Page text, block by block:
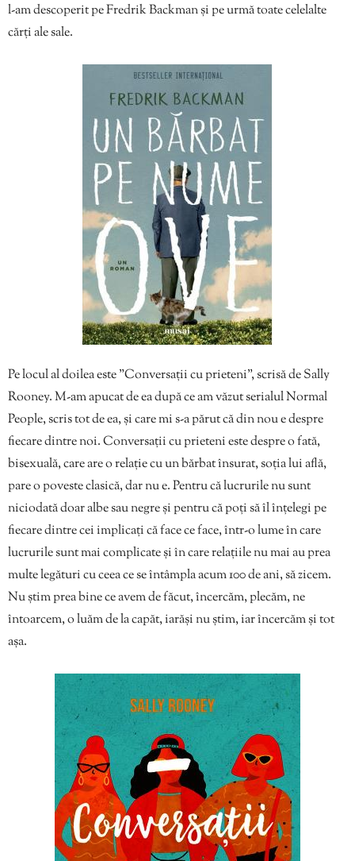
l-am descoperit pe Fredrik Backman și pe urmă toate celelalte
cărți ale sale.
Pe locul al doilea este ”Conversații cu prieteni”, scrisă de Sally
Rooney. M-am apucat de ea după ce am văzut serialul Normal
People, scris tot de ea, și care mi s-a părut că din nou e despre
fiecare dintre noi. Conversații cu prieteni este despre o fată,
bisexuală, care are o relație cu un bărbat însurat, soția lui află,
pare o poveste clasică, dar nu e. Pentru că lucrurile nu sunt
niciodată doar albe sau negre și pentru că poți să îl înțelegi pe
fiecare dintre cei implicați că face ce face, într-o lume în care
lucrurile sunt mai complicate și în care relațiile nu mai au prea
multe legături cu ceea ce se întâmpla acum 100 de ani, să zicem.
Nu știm prea bine ce avem de făcut, încercăm, plecăm, ne
întoarcem, o luăm de la capăt, iarăși nu știm, iar încercăm și tot
așa.